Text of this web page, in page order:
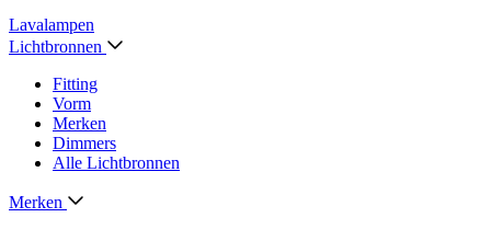
Lavalampen
Lichtbronnen
Fitting
Vorm
Merken
Dimmers
Alle Lichtbronnen
Merken